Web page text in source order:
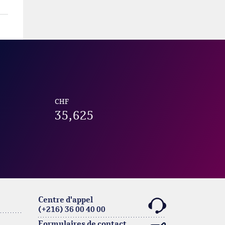
CHF
35,625
Centre d'appel
(+216) 36 00 40 00